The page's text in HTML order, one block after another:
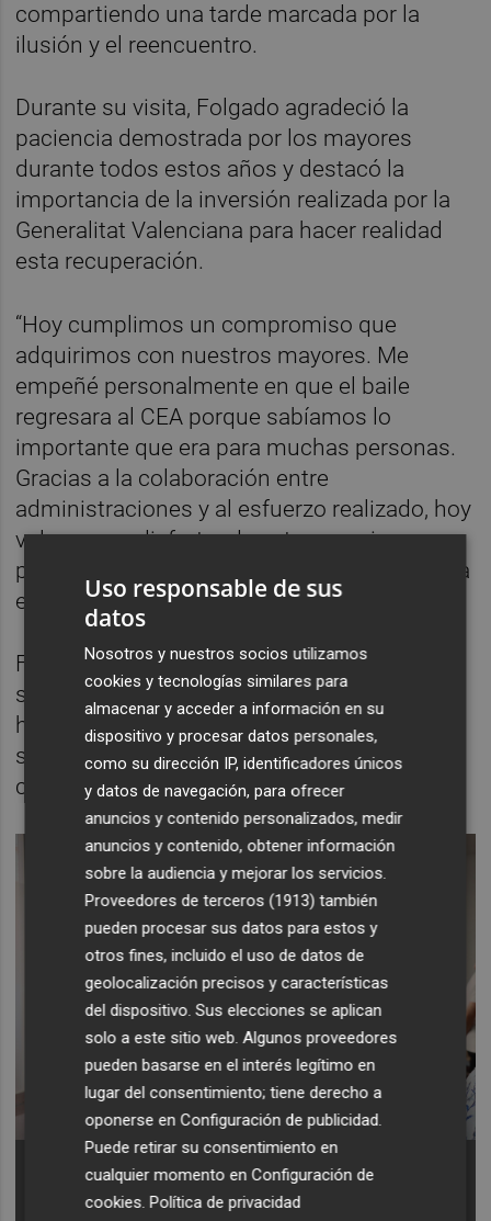
compartiendo una tarde marcada por la
ilusión y el reencuentro.
Durante su visita, Folgado agradeció la
paciencia demostrada por los mayores
durante todos estos años y destacó la
importancia de la inversión realizada por la
Generalitat Valenciana para hacer realidad
esta recuperación.
“Hoy cumplimos un compromiso que
adquirimos con nuestros mayores. Me
empeñé personalmente en que el baile
regresara al CEA porque sabíamos lo
importante que era para muchas personas.
Gracias a la colaboración entre
administraciones y al esfuerzo realizado, hoy
volvemos a disfrutar de este espacio
plenamente acondicionado y preparado para
ellos”, señaló la alcaldesa.
Folgado también destacó que “el baile no es
solo una actividad de ocio, sino una
herramienta para favorecer las relaciones
sociales, mantenerse activo y mejorar la
calidad de vida de nuestros mayores”.
La alcaldesa de Torrent, Amparo Folgado, junto a
una usuaria del CEA. - Foto: AYUNTAMIENTO DE
TORRENT
Uso responsable de sus
datos
Nosotros y nuestros socios utilizamos
cookies y tecnologías similares para
almacenar y acceder a información en su
dispositivo y procesar datos personales,
como su dirección IP, identificadores únicos
y datos de navegación, para ofrecer
anuncios y contenido personalizados, medir
anuncios y contenido, obtener información
sobre la audiencia y mejorar los servicios.
Proveedores de terceros (1913) también
pueden procesar sus datos para estos y
otros fines, incluido el uso de datos de
geolocalización precisos y características
del dispositivo. Sus elecciones se aplican
solo a este sitio web. Algunos proveedores
pueden basarse en el interés legítimo en
lugar del consentimiento; tiene derecho a
oponerse enConfiguración de publicidad
Puede retirar su consentimiento en
cualquier momento enConfiguración de
cookies .Política de privacidad